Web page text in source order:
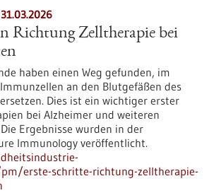
Richtung Zelltherapie bei
haben einen Weg gefunden, im
an den Blutgefäßen des
Dies ist ein wichtiger erster
bei Alzheimer und weiteren
Ergebnisse wurden in der
Immunology veröffentlicht.
erste-schritte-richtung-zelltherapie-